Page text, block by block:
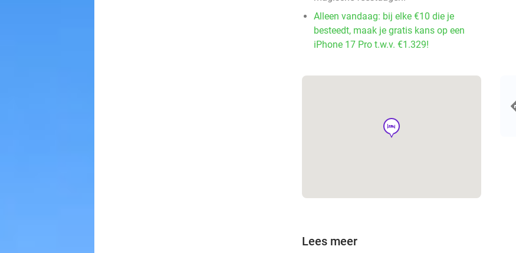
Alleen vandaag: bij elke €10 die je
besteedt, maak je gratis kans op een
iPhone 17 Pro t.w.v. €1.329!
hotel
Lees meer